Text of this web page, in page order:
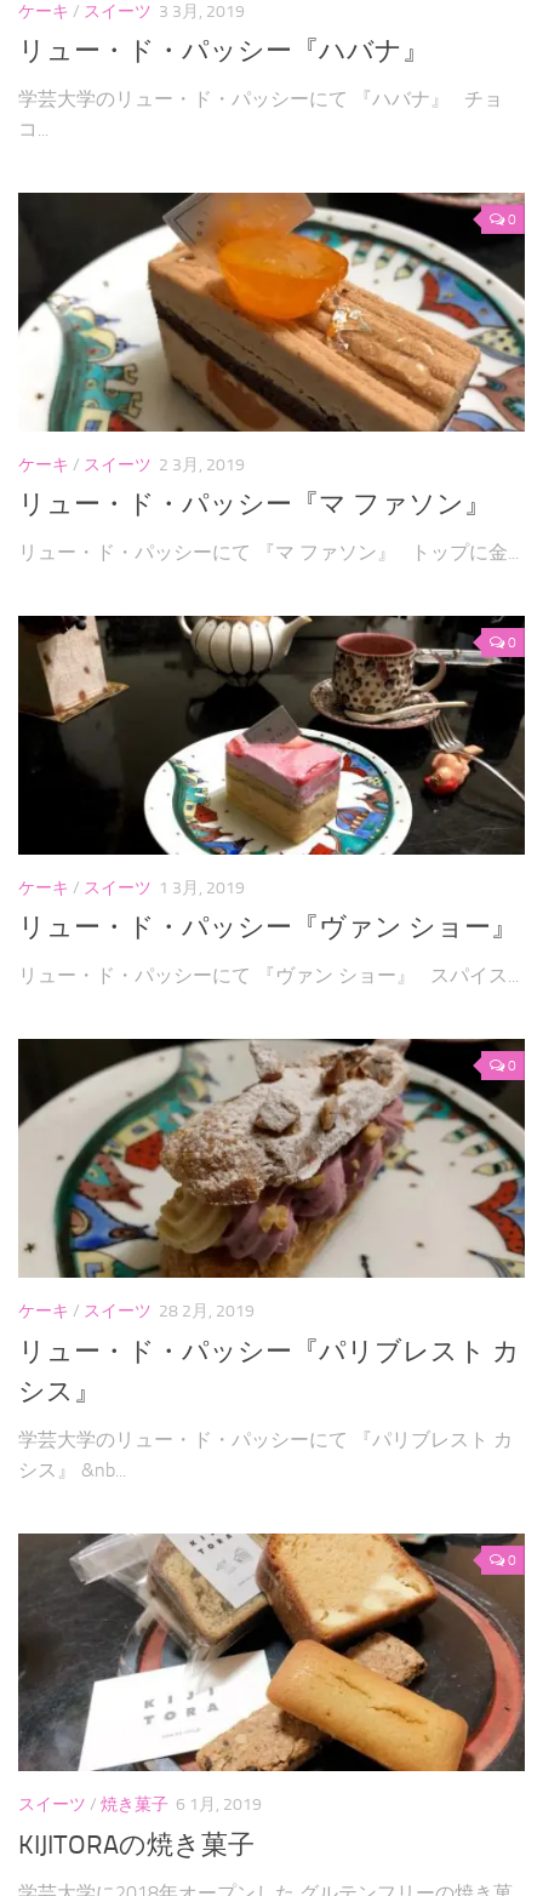
ケーキ / スイーツ 3 3月, 2019
リュー・ド・パッシー『ハバナ』
学芸大学のリュー・ド・パッシーにて 『ハバナ』 チョ
コ...
0
ケーキ / スイーツ 2 3月, 2019
リュー・ド・パッシー『マ ファソン』
リュー・ド・パッシーにて 『マ ファソン』 トップに金...
0
ケーキ / スイーツ 1 3月, 2019
リュー・ド・パッシー『ヴァン ショー』
リュー・ド・パッシーにて 『ヴァン ショー』 スパイス...
0
ケーキ / スイーツ 28 2月, 2019
リュー・ド・パッシー『パリブレスト カ
シス』
学芸大学のリュー・ド・パッシーにて 『パリブレスト カ
シス』 &nb...
0
スイーツ / 焼き菓子 6 1月, 2019
KIJITORAの焼き菓子